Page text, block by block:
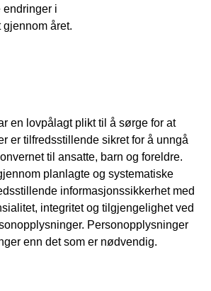
endringer i
året.
en lovpålagt plikt til å sørge for at
er tilfredsstillende sikret for å unngå
til ansatte, barn og foreldre.
planlagte og systematiske
informasjonssikkerhet med
integritet og tilgjengelighet ved
Personopplysninger
enn det som er nødvendig.